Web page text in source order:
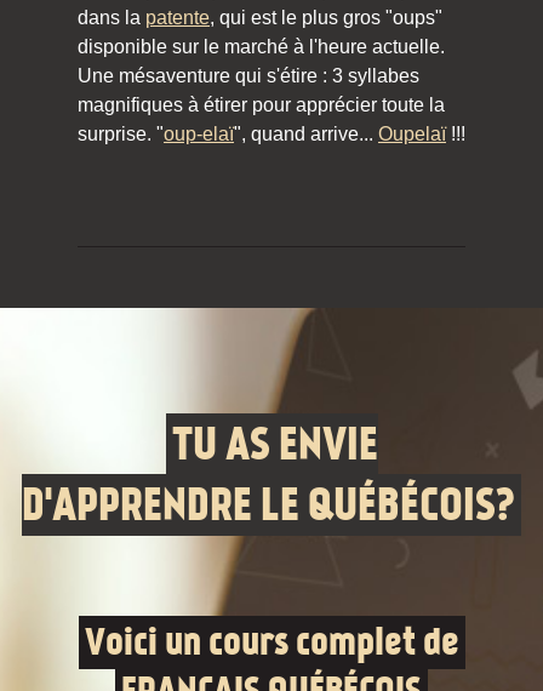
dans la patente, qui est le plus gros "oups"
disponible sur le marché à l'heure actuelle.
Une mésaventure qui s'étire : 3 syllabes
magnifiques à étirer pour apprécier toute la
surprise. "oup-elaï", quand arrive... Oupelaï!!!
TU AS ENVIE
D'APPRENDRE LE QUÉBÉCOIS?
Voici un cours complet de